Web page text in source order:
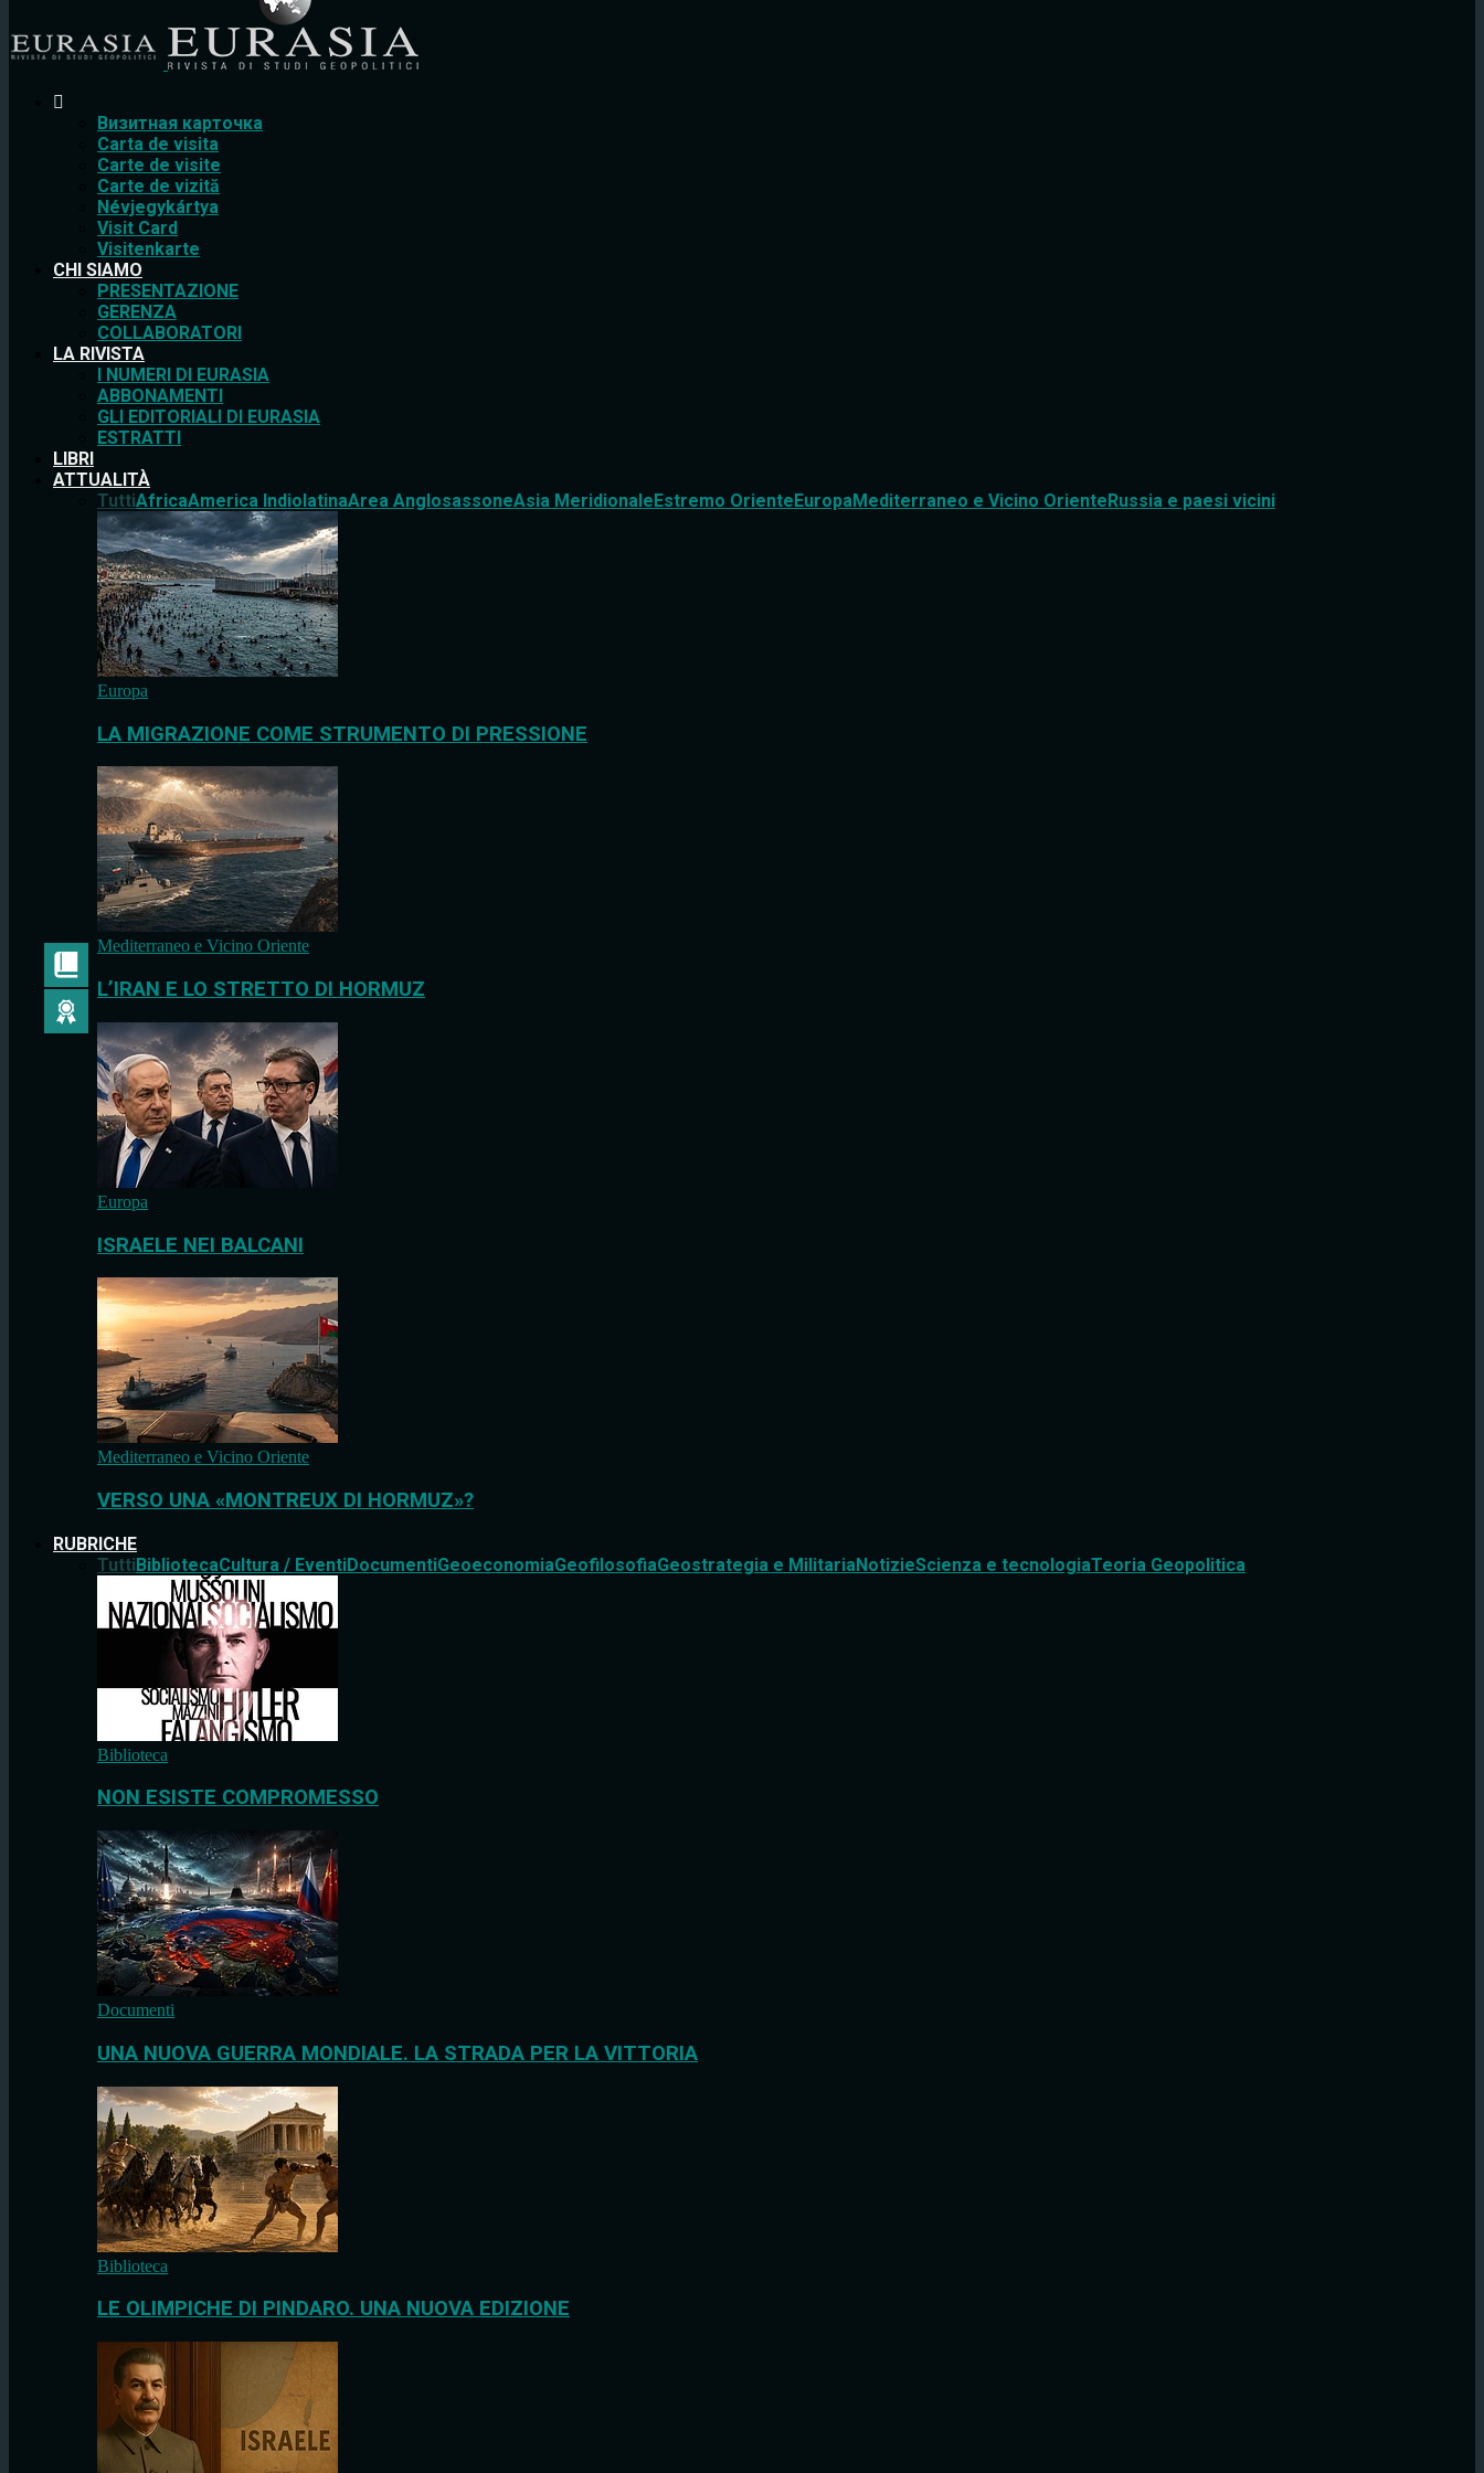
Bизитная карточка
Carta de visita
Carte de visite
Carte de vizită
Névjegykártya
Visit Card
Visitenkarte
CHI SIAMO
PRESENTAZIONE
GERENZA
COLLABORATORI
LA RIVISTA
I NUMERI DI EURASIA
ABBONAMENTI
GLI EDITORIALI DI EURASIA
ESTRATTI
LIBRI
ATTUALITÀ
TuttiAfricaAmerica IndiolatinaArea AnglosassoneAsia MeridionaleEstremo OrienteEuropaMediterraneo e Vicino OrienteRussia e paesi vicini
Europa
LA MIGRAZIONE COME STRUMENTO DI PRESSIONE
Mediterraneo e Vicino Oriente
L’IRAN E LO STRETTO DI HORMUZ
Europa
ISRAELE NEI BALCANI
Mediterraneo e Vicino Oriente
VERSO UNA «MONTREUX DI HORMUZ»?
RUBRICHE
TuttiBibliotecaCultura / EventiDocumentiGeoeconomiaGeofilosofiaGeostrategia e MilitariaNotizieScienza e tecnologiaTeoria Geopolitica
Biblioteca
NON ESISTE COMPROMESSO
Documenti
UNA NUOVA GUERRA MONDIALE. LA STRADA PER LA VITTORIA
Biblioteca
LE OLIMPICHE DI PINDARO. UNA NUOVA EDIZIONE